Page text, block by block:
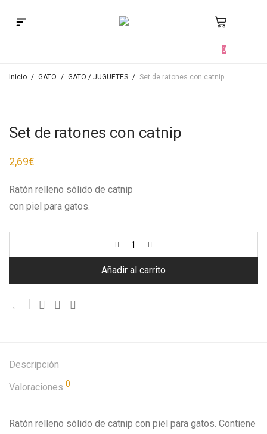
0
Inicio / GATO / GATO / JUGUETES / Set de ratones con catnip
Set de ratones con catnip
2,69€
Ratón relleno sólido de catnip
con piel para gatos.
Añadir al carrito
Descripción
Valoraciones 0
Ratón relleno sólido de catnip con piel para gatos. Contiene